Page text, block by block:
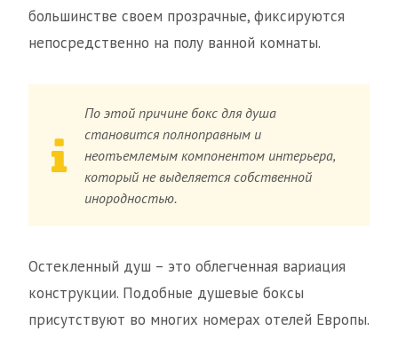
большинстве своем прозрачные, фиксируются
непосредственно на полу ванной комнаты.
По этой причине бокс для душа
становится полноправным и
неотъемлемым компонентом интерьера,
который не выделяется собственной
инородностью.
Остекленный душ – это облегченная вариация
конструкции. Подобные душевые боксы
присутствуют во многих номерах отелей Европы.